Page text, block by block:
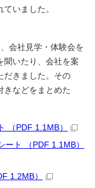
いました。
会社見学・体験会を
聞いたり、会社を案
だきました。その
きなどをまとめた
（PDF 1.1MB）
ト （PDF 1.1MB）
1.2MB）